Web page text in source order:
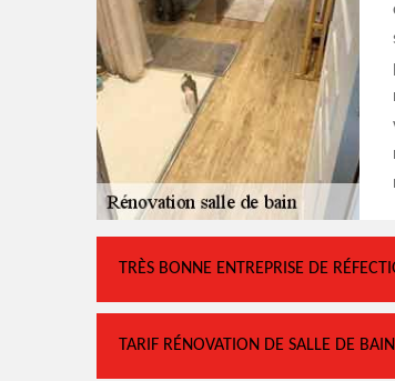
TRÈS BONNE ENTREPRISE DE
TARIF RÉNOVATION DE SALLE DE